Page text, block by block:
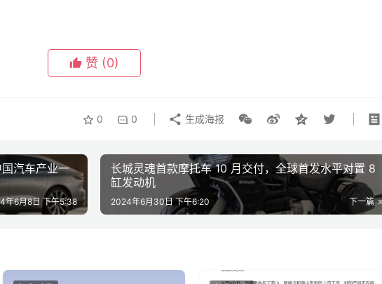
赞 (0)
0 0 生成海报
汽车产业一
年6月8日 下午5:38
长城灵魂首款摩托车 10 月交付，全球首发水平对置 8
缸发动机
下一篇
2024年6月30日 下午6:20